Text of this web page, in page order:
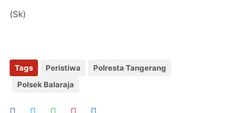
(Sk)
Tags Peristiwa
Polresta Tangerang
Polsek Balaraja